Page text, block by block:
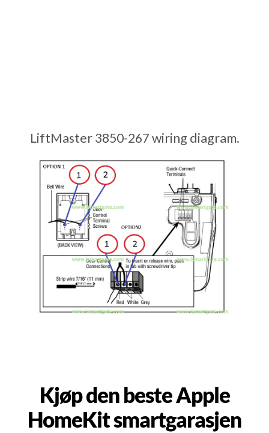
LiftMaster 3850-267 wiring diagram.
Kjøp den beste Apple
HomeKit smartgarasjen